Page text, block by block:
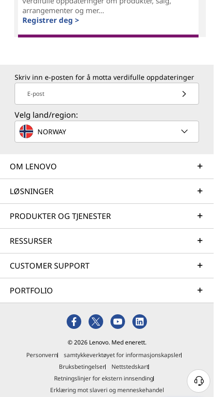
arrangementer og mer...
Registrer deg >
Skriv inn e-posten for å motta verdifulle oppdateringer
E-post
Velg land/region:
NORWAY
OM LENOVO
LØSNINGER
PRODUKTER OG TJENESTER
RESSURSER
CUSTOMER SUPPORT
PORTFOLIO
© 2026 Lenovo. Med enerett.
Personvern
samtykkeverktøyet for informasjonskapsler
Bruksbetingelser
Nettstedskart
Retningslinjer for ekstern innsending
Erklæring mot slaveri og menneskehandel